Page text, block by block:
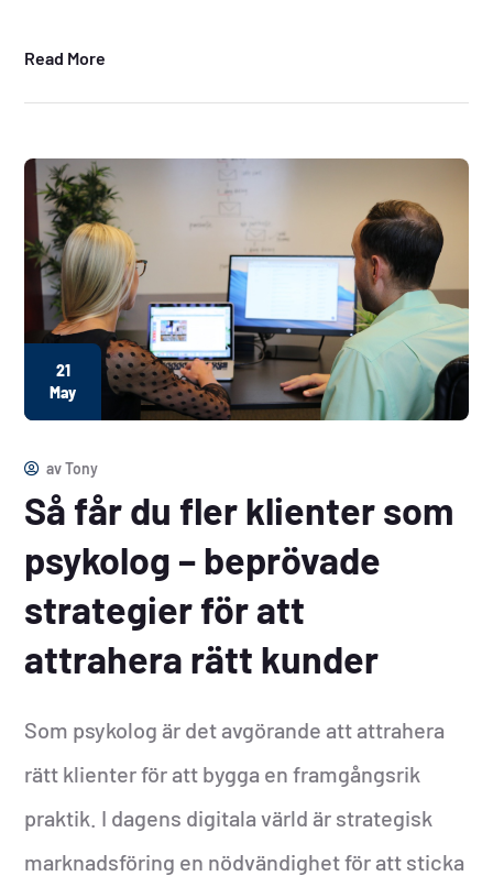
Read More
21
May
avTony
Så får du fler klienter som
psykolog – beprövade
strategier för att
attrahera rätt kunder
Som psykolog är det avgörande att attrahera
rätt klienter för att bygga en framgångsrik
praktik. I dagens digitala värld är strategisk
marknadsföring en nödvändighet för att sticka